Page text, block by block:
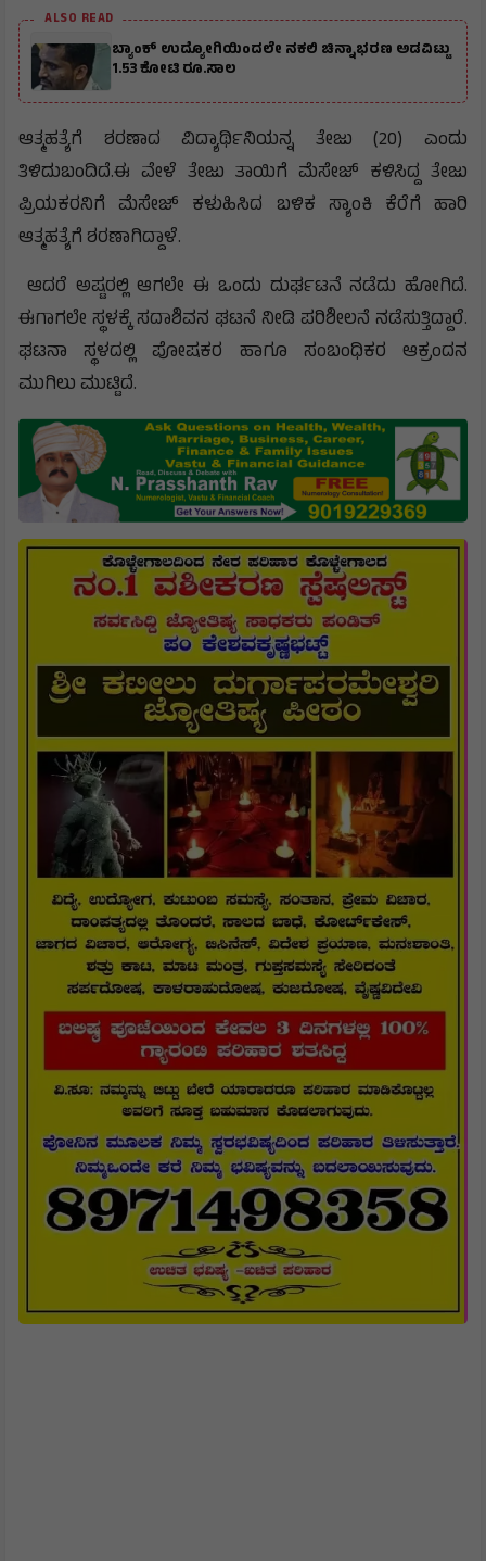
ALSO READ
ಬ್ಯಾಂಕ್‌ ಉದ್ಯೋಗಿಯಿಂದಲೇ ನಕಲಿ ಚಿನ್ನಾಭರಣ ಅಡವಿಟ್ಟು
1.53 ಕೋಟಿ ರೂ.ಸಾಲ
ಆತ್ಮಹತ್ಯೆಗೆ ಶರಣಾದ ವಿದ್ಯಾರ್ಥಿನಿಯನ್ನ ತೇಜು (20) ಎಂದು
ತಿಳಿದುಬಂದಿದೆ.ಈ ವೇಳೆ ತೇಜು ತಾಯಿಗೆ ಮೆಸೇಜ್ ಕಳಿಸಿದ್ದ ತೇಜು
ಪ್ರಿಯಕರನಿಗೆ ಮೆಸೇಜ್ ಕಳುಹಿಸಿದ ಬಳಿಕ ಸ್ಯಾಂಕಿ ಕೆರೆಗೆ ಹಾರಿ
ಆತ್ಮಹತ್ಯೆಗೆ ಶರಣಾಗಿದ್ದಾಳೆ.
ಆದರೆ ಅಷ್ಟರಲ್ಲಿ ಆಗಲೇ ಈ ಒಂದು ದುರ್ಘಟನೆ ನಡೆದು ಹೋಗಿದೆ.
ಈಗಾಗಲೇ ಸ್ಥಳಕ್ಕೆ ಸದಾಶಿವನ ಘಟನೆ ನೀಡಿ ಪರಿಶೀಲನೆ ನಡೆಸುತ್ತಿದ್ದಾರೆ.
ಘಟನಾ ಸ್ಥಳದಲ್ಲಿ ಪೋಷಕರ ಹಾಗೂ ಸಂಬಂಧಿಕರ ಆಕ್ರಂದನ
ಮುಗಿಲು ಮುಟ್ಟಿದೆ.